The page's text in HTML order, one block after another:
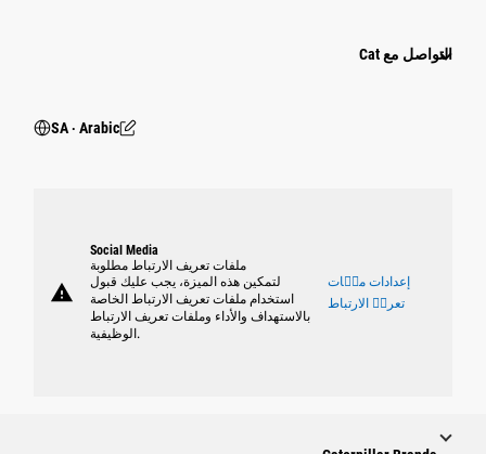
التواصل مع Cat
SA ‧ Arabic
warning
Social Media
ملفات تعريف الارتباط مطلوبة
لتمكين هذه الميزة، يجب عليك قبول
استخدام ملفات تعريف الارتباط الخاصة
بالاستهداف والأداء وملفات تعريف الارتباط
الوظيفية.
إعدادات ملٝات
تعريٝ الارتباط